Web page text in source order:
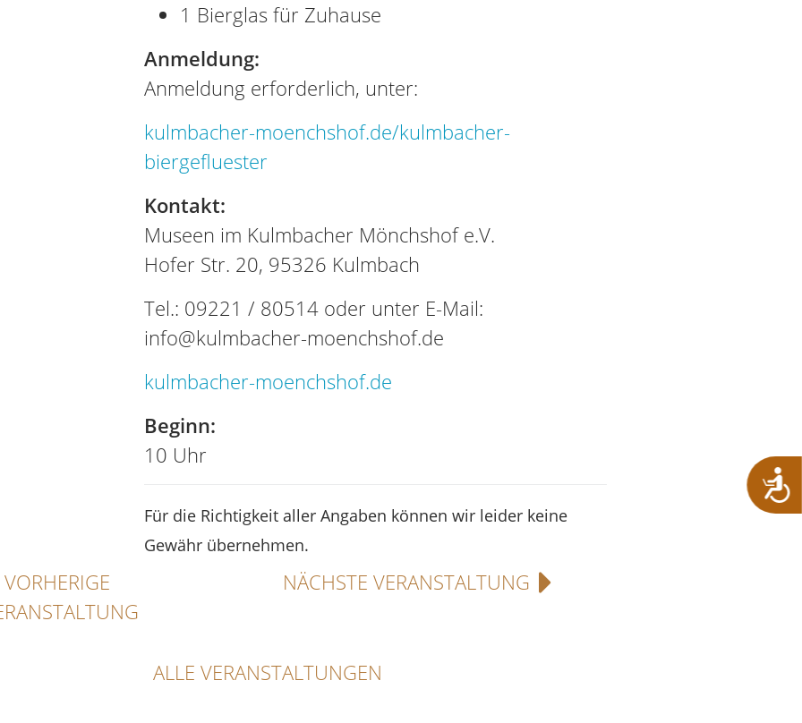
1 Bierglas für Zuhause
Anmeldung:
Anmeldung erforderlich, unter:
kulmbacher-moenchshof.de/kulmbacher-
biergefluester
Kontakt:
Museen im Kulmbacher Mönchshof e.V.
Hofer Str. 20, 95326 Kulmbach
Tel.: 09221 / 80514 oder unter E-Mail:
info@kulmbacher-moenchshof.de
kulmbacher-moenchshof.de
Beginn:
10 Uhr
Für die Richtigkeit aller Angaben können wir leider keine
Gewähr übernehmen.
VORHERIGE
NÄCHSTE VERANSTALTUNG
ALLE VERANSTALTUNGEN